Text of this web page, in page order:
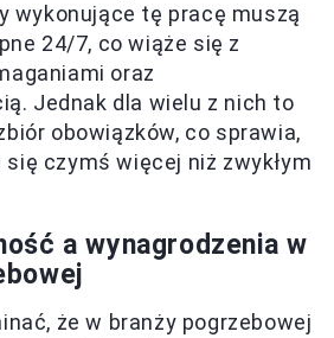
wykonujące tę pracę muszą
24/7, co wiąże się z
oraz
Jednak dla wielu z nich to
obowiązków, co sprawia,
czymś więcej niż zwykłym
a wynagrodzenia w
że w branży pogrzebowej